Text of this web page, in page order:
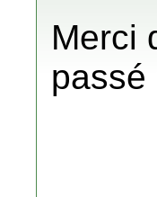
Merci
passé